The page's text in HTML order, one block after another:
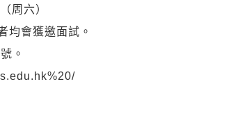
周六）
均會獲邀面試。
。